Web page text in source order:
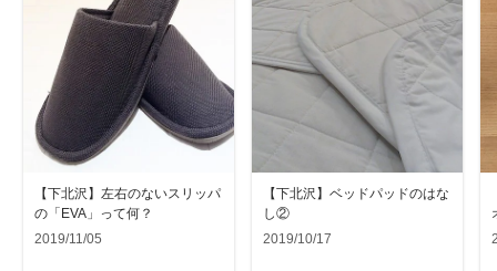
【下北沢】左右のないスリッパ
の「EVA」って何？
2019/11/05
【下北沢】ベッドパッドのはな
し②
2019/10/17